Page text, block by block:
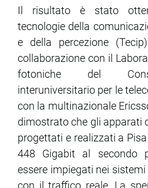
Il risultato è stato
tecnologie della
e della percezione
collaborazione con il
fotoniche del
interuniversitario per le
con la multinazionale
dimostrato che gli apparati
progettati e realizzati a
448 Gigabit al secondo
essere impiegati nei
con il traffico reale. La